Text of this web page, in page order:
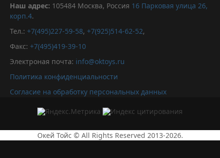
Наш адрес: 105484 Москва, Россия 16 Парковая улица 26,
корп.4.
Тел.: +7(495)227-59-58, +7(925)514-62-52,
Факс: +7(495)419-39-10
Электроная почта: info@oktoys.ru
Политика конфиденциальности
Согласие на обработку персональных данных
Окей Тойс © All Rights Reserved 2013-2026.